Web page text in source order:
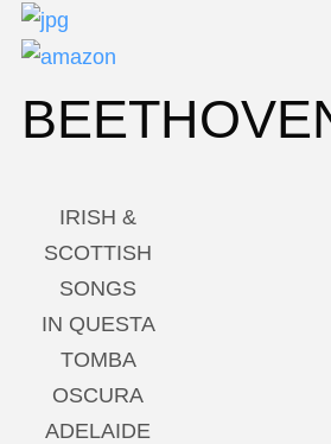
IRISH &
SCOTTISH
SONGS
IN QUESTA
TOMBA
OSCURA
ADELAIDE